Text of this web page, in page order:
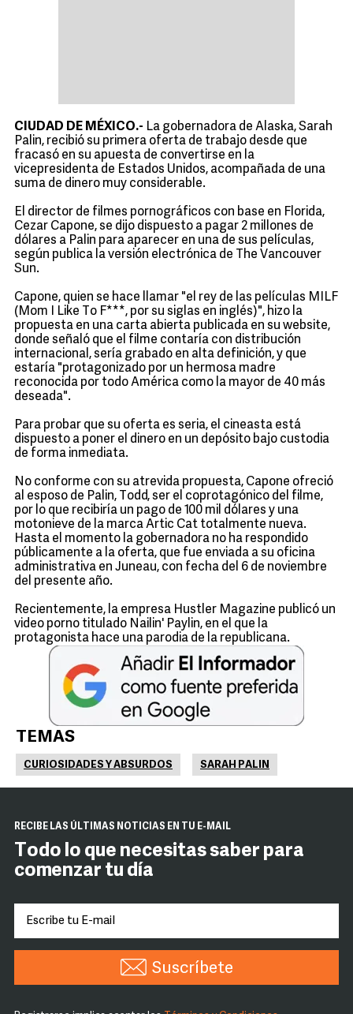
CIUDAD DE MÉXICO.- La gobernadora de Alaska, Sarah
Palin, recibió su primera oferta de trabajo desde que
fracasó en su apuesta de convertirse en la
vicepresidenta de Estados Unidos, acompañada de una
suma de dinero muy considerable.
El director de filmes pornográficos con base en Florida,
Cezar Capone, se dijo dispuesto a pagar 2 millones de
dólares a Palin para aparecer en una de sus películas,
según publica la versión electrónica de The Vancouver
Sun.
Capone, quien se hace llamar "el rey de las películas MILF
(Mom I Like To F***, por su siglas en inglés)", hizo la
propuesta en una carta abierta publicada en su website,
donde señaló que el filme contaría con distribución
internacional, sería grabado en alta definición, y que
estaría "protagonizado por un hermosa madre
reconocida por todo América como la mayor de 40 más
deseada".
Para probar que su oferta es seria, el cineasta está
dispuesto a poner el dinero en un depósito bajo custodia
de forma inmediata.
No conforme con su atrevida propuesta, Capone ofreció
al esposo de Palin, Todd, ser el coprotagónico del filme,
por lo que recibiría un pago de 100 mil dólares y una
motonieve de la marca Artic Cat totalmente nueva.
Hasta el momento la gobernadora no ha respondido
públicamente a la oferta, que fue enviada a su oficina
administrativa en Juneau, con fecha del 6 de noviembre
del presente año.
Recientemente, la empresa Hustler Magazine publicó un
video porno titulado Nailin' Paylin, en el que la
protagonista hace una parodia de la republicana.
TEMAS
CURIOSIDADES Y ABSURDOS SARAH PALIN
RECIBE LAS ÚLTIMAS NOTICIAS EN TU E-MAIL
Todo lo que necesitas saber para
comenzar tu día
Suscríbete